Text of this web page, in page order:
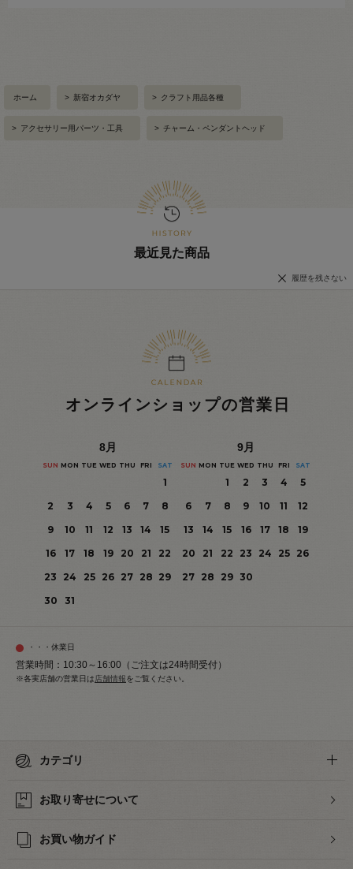
ホーム > 新宿オカダヤ > クラフト用品各種
> アクセサリー用パーツ・工具 > チャーム・ペンダントヘッド
最近見た商品
履歴を残さない
オンラインショップの営業日
8月
SUN MON TUE WED THU FRI SAT
1
2
3 4 5 6 7
8
9
10 11 12 13 14
15
16
17 18 19 20 21
22
23
24 25 26 27 28 29
30
31
9月
SUN MON TUE WED THU FRI SAT
1 2 3 4
5
6
7 8 9 10 11
12
13
14 15 16 17 18
19
20
21 22 23 24 25
26
27 28 29 30
・・・休業日
営業時間：10:30～16:00（ご注文は24時間受付）
※各実店舗の営業日は店舗情報をご覧ください。
カテゴリ
お取り寄せについて
お買い物ガイド